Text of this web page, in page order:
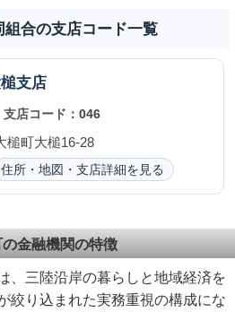
合の支店コード一覧
支店
支店コード：046
槌町大槌16-28
住所・地図・支店詳細を見る
の金融機関の特徴
、三陸沿岸の暮らしと地域経済を
絞り込まれた実務重視の構成にな